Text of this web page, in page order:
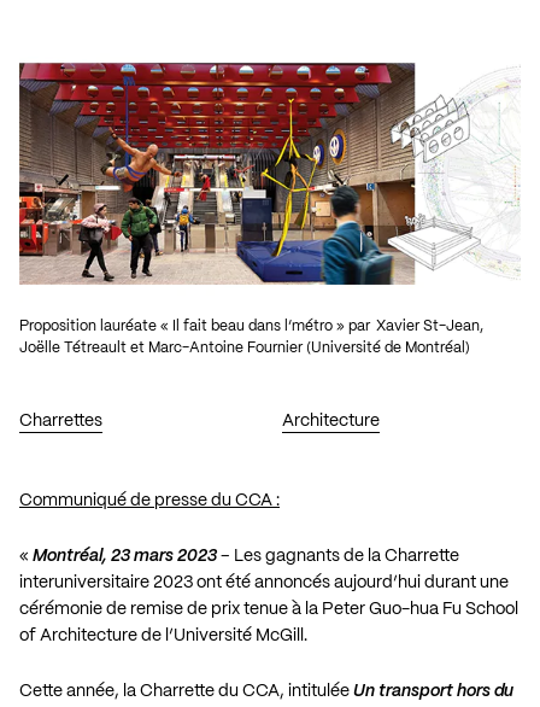
Charrettes Architecture
Proposition lauréate « Il fait beau dans l’métro » par Xavier St-Jean,
Joëlle Tétreault et Marc-Antoine Fournier (Université de Montréal)
Communiqué de presse du CCA :
« Montréal, 23 mars 2023 – Les gagnants de la Charrette
interuniversitaire 2023 ont été annoncés aujourd’hui durant une
cérémonie de remise de prix tenue à la Peter Guo-hua Fu School
of Architecture de l’Université McGill.
Cette année, la Charrette du CCA, intitulée Un transport hors du